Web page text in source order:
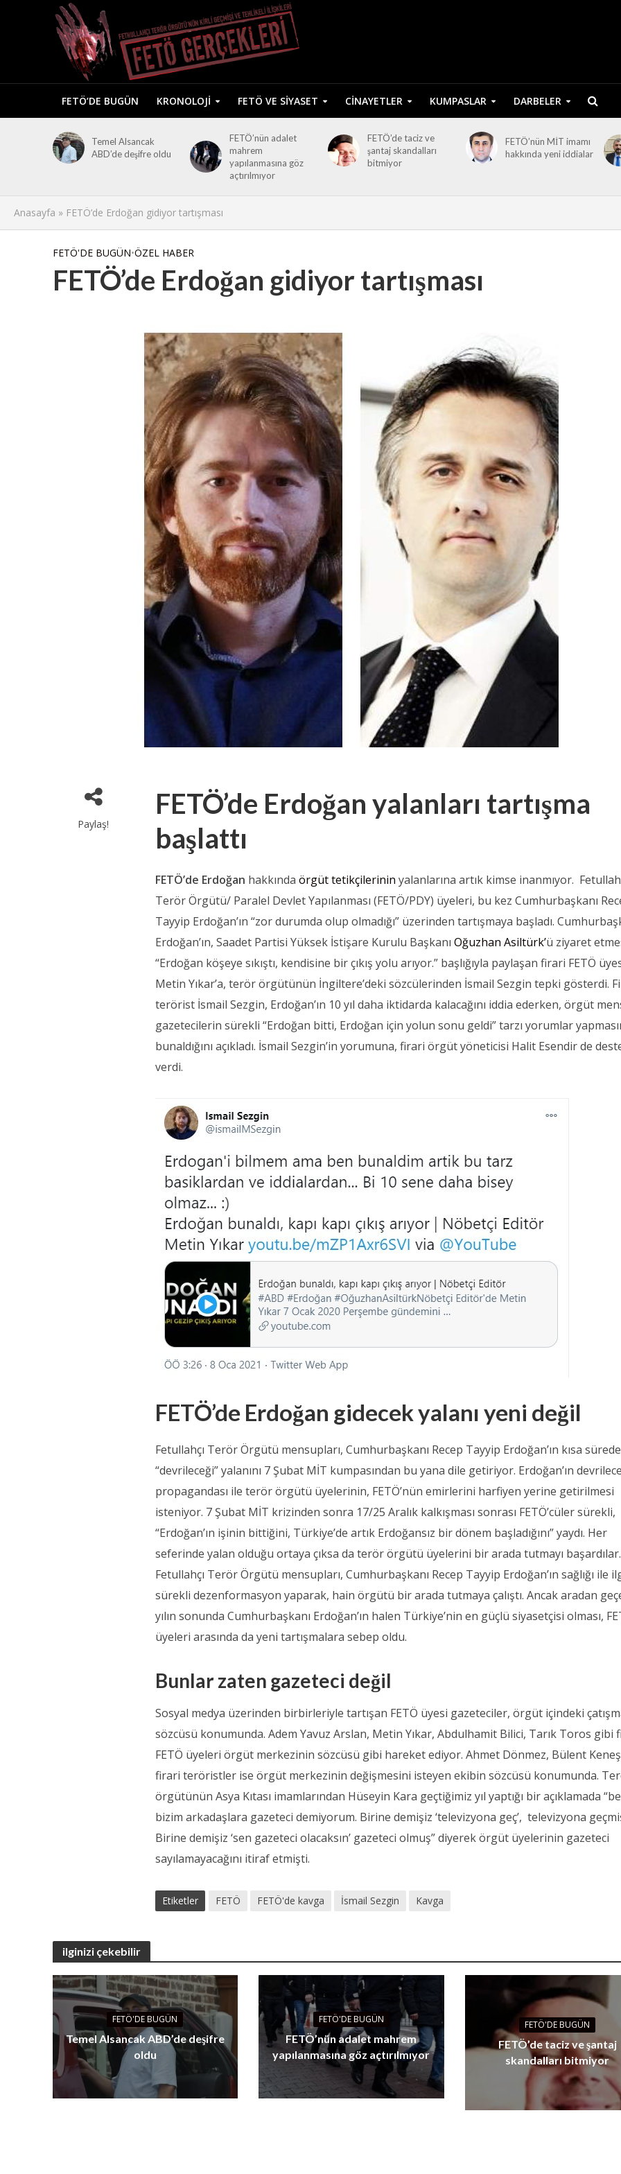
FETÖ’DE BUGÜN KRONOLOJI FETÖ VE SIYASET CINAYETLER KUMPASLAR DARBELER
Temel Alsancak
ABD’de deşifre oldu
FETÖ’nün adalet
mahrem
yapılanmasına göz
açtırılmıyor
FETÖ’de taciz ve
şantaj skandalları
bitmiyor
FETÖ’nün MİT imamı
hakkında yeni iddialar
Anasayfa » FETÖ’de Erdoğan gidiyor tartışması
FETÖ'DE BUGÜN•ÖZEL HABER
FETÖ’de Erdoğan gidiyor tartışması
Paylaş!
FETÖ’de Erdoğan yalanları tartışma
başlattı
FETÖ’de Erdoğan hakkındaörgüt tetikçilerinin yalanlarına artık kimse inanmıyor.
Terör Örgütü/ Paralel Devlet Yapılanması (FETÖ/PDY) üyeleri, bu kez Cumhurbaşkanı
Tayyip Erdoğan’ın “zor durumda olup olmadığı” üzerinden tartışmaya başladı.
Erdoğan’ın, Saadet Partisi Yüksek İstişare Kurulu Başkanı Oğuzhan Asiltürk’ü ziyaret
“Erdoğan köşeye sıkıştı, kendisine bir çıkış yolu arıyor.” başlığıyla paylaşan firari FETÖ
Metin Yıkar’a, terör örgütünün İngiltere’deki sözcülerinden İsmail Sezgin tepki gösterdi.
terörist İsmail Sezgin, Erdoğan’ın 10 yıl daha iktidarda kalacağını iddia ederken, örgüt
gazetecilerin sürekli “Erdoğan bitti, Erdoğan için yolun sonu geldi” tarzı yorumlar
bunaldığını açıkladı. İsmail Sezgin’in yorumuna, firari örgüt yöneticisi Halit Esendir de
verdi.
FETÖ’de Erdoğan gidecek yalanı yeni değil
Fetullahçı Terör Örgütü mensupları, Cumhurbaşkanı Recep Tayyip Erdoğan’ın kısa sürede
“devrileceği” yalanını 7 Şubat MİT kumpasından bu yana dile getiriyor. Erdoğan’ın
propagandası ile terör örgütü üyelerinin, FETÖ’nün emirlerini harfiyen yerine getirilmesi
isteniyor. 7 Şubat MİT krizinden sonra 17/25 Aralık kalkışması sonrası FETÖ’cüler sürekli,
“Erdoğan’ın işinin bittiğini, Türkiye’de artık Erdoğansız bir dönem başladığını” yaydı. Her
seferinde yalan olduğu ortaya çıksa da terör örgütü üyelerini bir arada tutmayı başardılar.
Fetullahçı Terör Örgütü mensupları, Cumhurbaşkanı Recep Tayyip Erdoğan’ın sağlığı ile
sürekli dezenformasyon yaparak, hain örgütü bir arada tutmaya çalıştı. Ancak aradan
yılın sonunda Cumhurbaşkanı Erdoğan’ın halen Türkiye’nin en güçlü siyasetçisi olması,
üyeleri arasında da yeni tartışmalara sebep oldu.
Bunlar zaten gazeteci değil
Sosyal medya üzerinden birbirleriyle tartışan FETÖ üyesi gazeteciler, örgüt içindeki
sözcüsü konumunda. Adem Yavuz Arslan, Metin Yıkar, Abdulhamit Bilici, Tarık Toros gibi
FETÖ üyeleri örgüt merkezinin sözcüsü gibi hareket ediyor. Ahmet Dönmez, Bülent
firari teröristler ise örgüt merkezinin değişmesini isteyen ekibin sözcüsü konumunda.
örgütünün Asya Kıtası imamlarından Hüseyin Kara geçtiğimiz yıl yaptığı bir açıklamada
bizim arkadaşlara gazeteci demiyorum. Birine demişiz ‘televizyona geç’, televizyona
Birine demişiz ‘sen gazeteci olacaksın’ gazeteci olmuş” diyerek örgüt üyelerinin gazeteci
sayılamayacağını itiraf etmişti.
Etiketler FETÖ FETÖ'de kavga İsmail Sezgin Kavga
ilginizi çekebilir
FETÖ'DE BUGÜN
Temel Alsancak ABD’de deşifre
oldu
FETÖ'DE BUGÜN
FETÖ’nün adalet mahrem
yapılanmasına göz açtırılmıyor
FETÖ'DE BUGÜN
FETÖ’de taciz ve şantaj
skandalları bitmiyor